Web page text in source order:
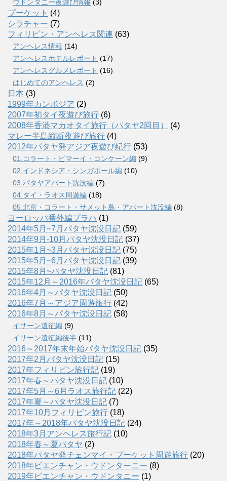
ウドンタニー夜遊び情報 (3)
プーケット (4)
シラチャー (7)
フィリピン・アンヘレス関連 (63)
アンヘレス情報 (14)
アンへレスホテルレポート (17)
アンヘレスグルメレポート (16)
はじめてのアンヘレス (2)
日本 (3)
1999年カンボジア (2)
2007年初タイ夜遊び旅行 (6)
2008年香港マカオタイ旅行（パタヤ2回目）
(4)
マレー半島縦断夜遊び旅行 (4)
2012年パタヤ発アジア夜遊び紀行 (53)
01.コラート・ピマーイ・コンケーン編 (9)
02.インドネシア・シンガポール編 (10)
03.パタヤアパート沈没編 (7)
04.タイ・ラオス周遊編 (18)
05.北京・コラート・サメット島・アパート沈没編 (8)
ヨーロッパ番外編プラハ (1)
2014年5月~7月パタヤ沈没日記 (59)
2014年9月-10月パタヤ沈没日記 (37)
2015年1月~3月パタヤ沈没日記 (75)
2015年5月~6月パタヤ沈没日記 (39)
2015年8月~パタヤ沈没日記 (81)
2015年12月～2016年パタヤ沈没日記 (65)
2016年4月～パタヤ沈没日記 (50)
2016年7月～アジア周遊旅行 (42)
2016年8月～パタヤ沈没日記 (58)
イサーン遠征編 (9)
イサーン遠征編後半 (11)
2016～2017年末年始パタヤ沈没日記 (35)
2017年2月パタヤ沈没日記 (15)
2017年フィリピン旅行記 (19)
2017年春～パタヤ沈没日記 (10)
2017年5月～6月ラオス旅行記 (22)
2017年夏～パタヤ沈没日記 (7)
2017年10月フィリピン旅行 (18)
2017年～2018年パタヤ沈没日記 (24)
2018年3月アンヘレス旅行記 (10)
2018年春～夏パタヤ (2)
2018年パタヤ発チェンマイ・プーケット周遊旅行 (20)
2018年ビエンチャン・ウドンターニー (8)
2019年ビエンチャン・ウドンタニー (1)